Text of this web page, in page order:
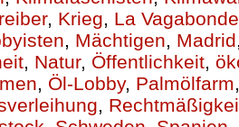
, Krieg, La Vagabonde
, Mächtigen, Madrid
, Natur, Öffentlichkeit,
, Öl-Lobby, Palmölfarm
,